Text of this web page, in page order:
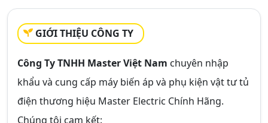
GIỚI THIỆU CÔNG TY
Công Ty TNHH Master Việt Nam chuyên nhập
khẩu và cung cấp máy biến áp và phụ kiện vật tư tủ
điện thương hiệu Master Electric Chính Hãng.
Chúng tôi cam kết: